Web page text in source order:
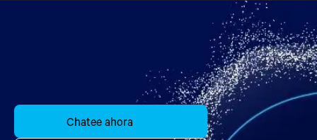
Chatee ahora